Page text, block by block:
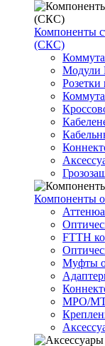
Компоненты
(СКС)
Модули
Компоненты
FTTH
Муфты
MPO/